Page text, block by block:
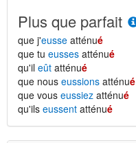
Plus que parfait
que j'eusse atténué
que tu eusses atténué
qu'il eût atténué
que nous eussions atténué
que vous eussiez atténué
qu'ils eussent atténué